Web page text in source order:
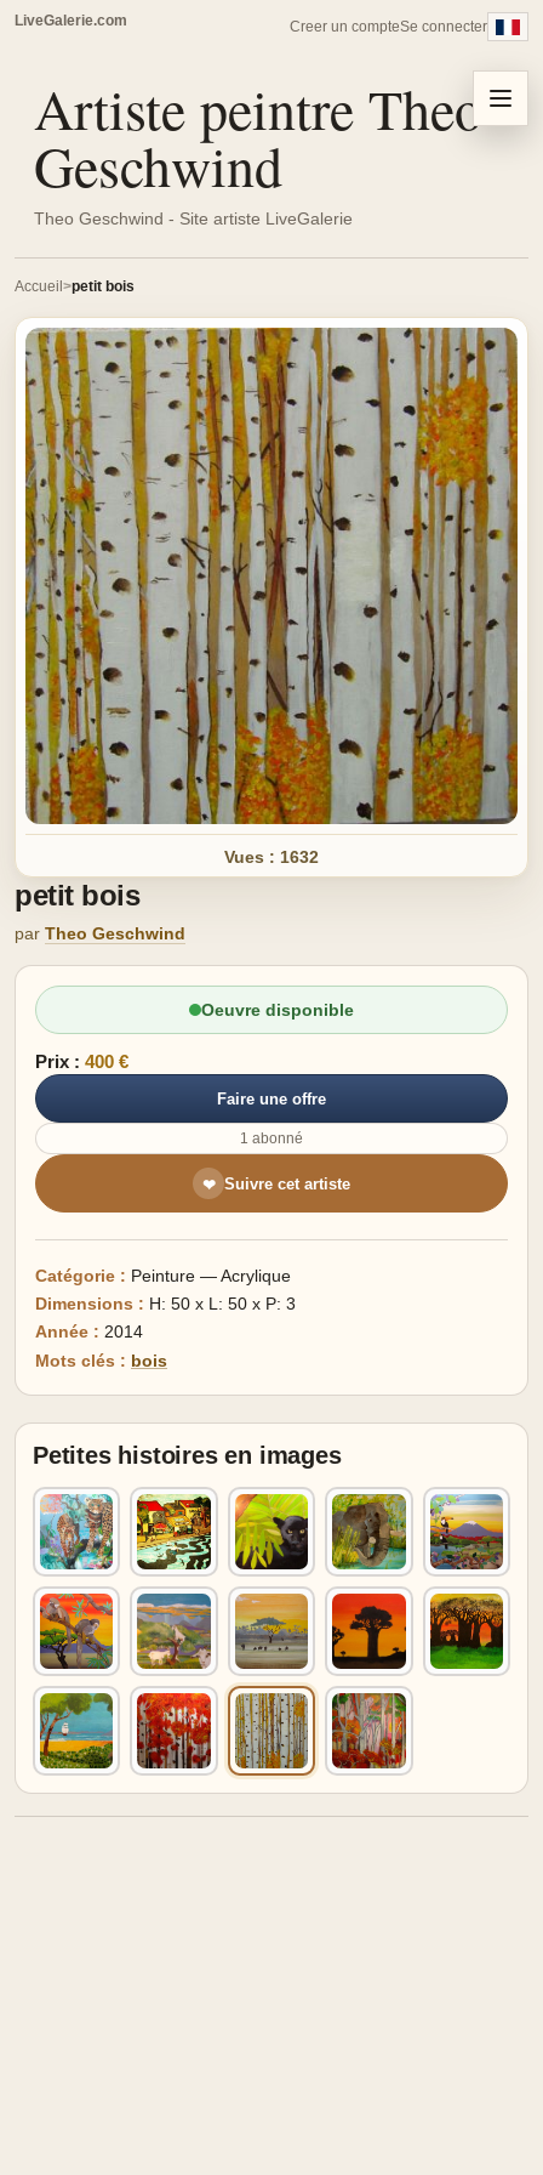
LiveGalerie.com Creer un compteSe connecter
Artiste peintre Theo
Geschwind
Theo Geschwind - Site artiste LiveGalerie
Menu
Accueil petit bois
Vues : 1632
petit bois
par Theo Geschwind
Oeuvre disponible
Prix : 400 €
Faire une offre
1 abonné
❤ Suivre cet artiste
Catégorie : Peinture — Acrylique
Dimensions : H: 50 x L: 50 x P: 3
Année : 2014
Mots clés : bois
Petites histoires en images